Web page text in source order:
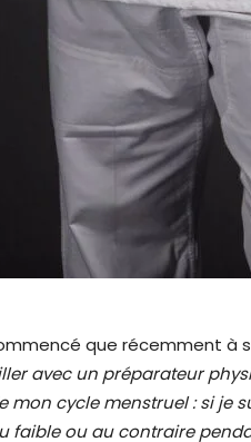
que récemment à
avec un préparateur
mon cycle menstruel : si je
faible ou au contraire